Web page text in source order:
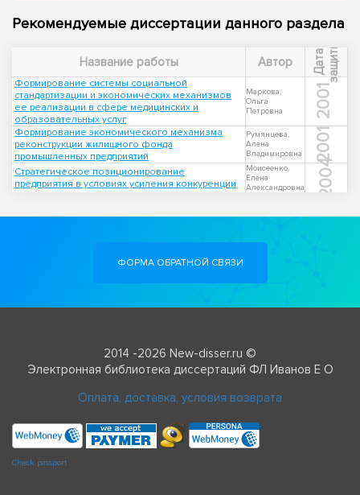
Рекомендуемые диссертации данного раздела
Название работы Автор Д
а
т
а
з
а
щ
и
т ы
Формирование системы социальной
стандартизации и экономических механизмов
ее реализации в сфере медицинских и
образовательных услуг
Маркова,
Ольга
Петровна
2001
Формирование экономического механизма
реконструкции жилищного фонда
промышленных предприятий
Румянцева,
Алена
Владимировна
2001
Стратегическое позиционирование
предприятия в условиях усиления конкуренции
Моисеенко,
Елена
Александровна
2004
ФОРМА ОБРАТНОЙ СВЯЗИ
2014 -2026 New-disser.ru ©
Электронная библиотека диссертаций ФЛ Иванов Е О
Оплата, доставка, условия возврата
Check passport